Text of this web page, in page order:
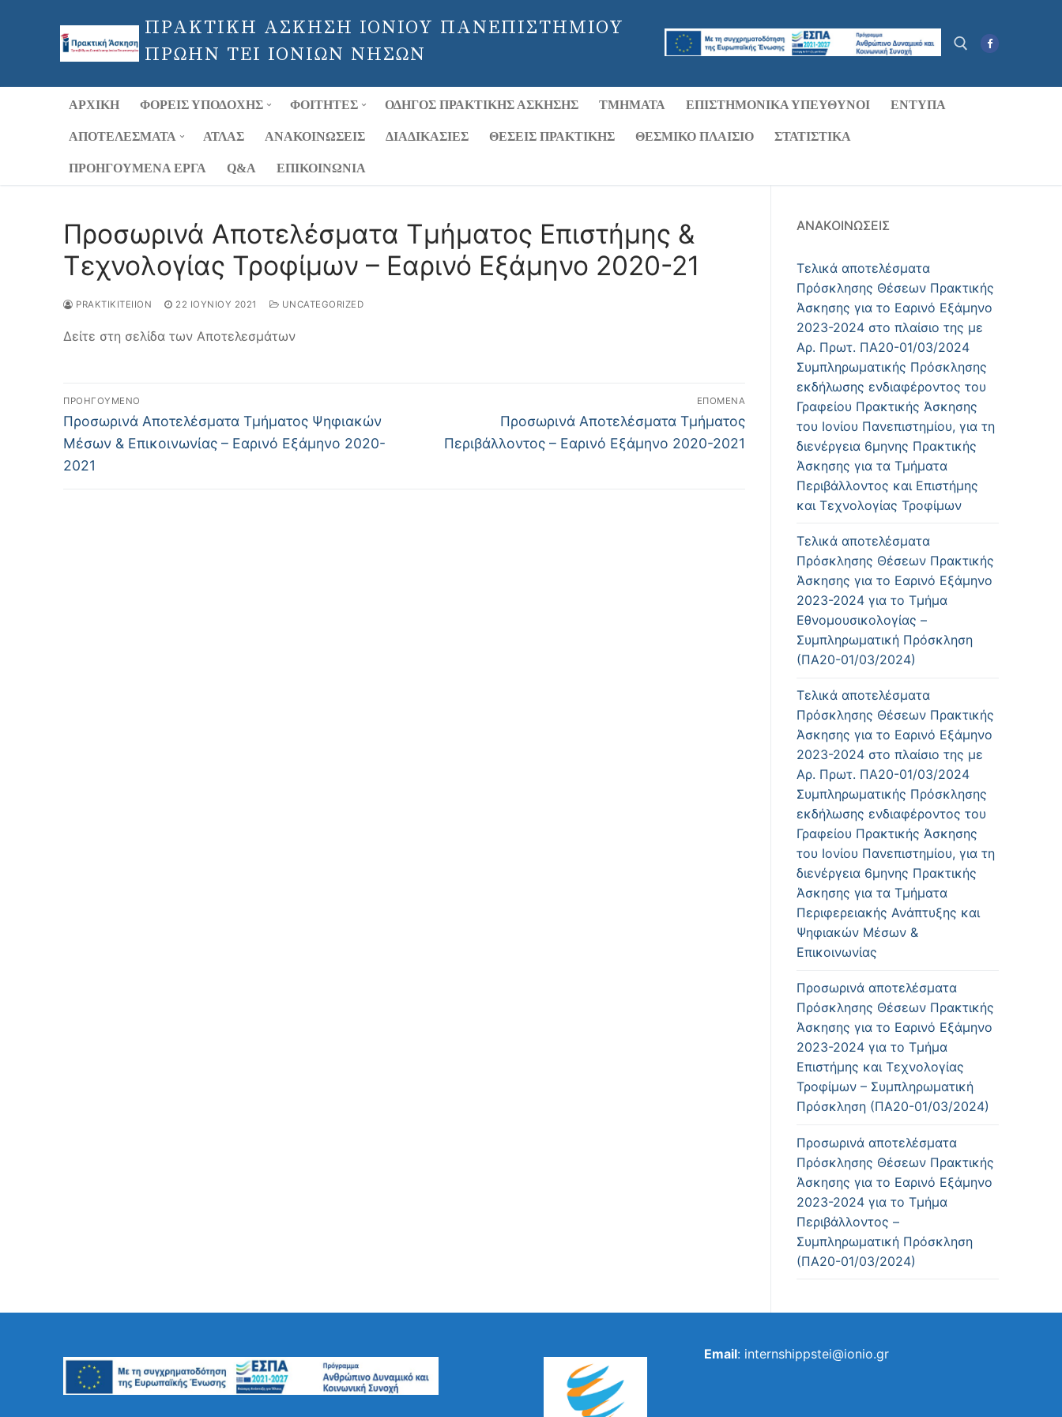
περιεχόμενο
ΠΡΑΚΤΙΚΗ ΑΣΚΗΣΗ ΙΟΝΙΟΥ ΠΑΝΕΠΙΣΤΗΜΙΟΥ
ΠΡΩΗΝ ΤΕΙ ΙΟΝΙΩΝ ΝΗΣΩΝ
Αναζήτηση για:
ΑΡΧΙΚΉ ΦΟΡΕΊΣ ΥΠΟΔΟΧΉΣ ΦΟΙΤΗΤΈΣ ΟΔΗΓΌΣ ΠΡΑΚΤΙΚΉΣ ΆΣΚΗΣΗΣ ΤΜΉΜΑΤΑ ΕΠΙΣΤΗΜΟΝΙΚΆ ΥΠΕΎΘΥΝΟΙ ΈΝΤΥΠΑ
ΑΠΟΤΕΛΈΣΜΑΤΑ ΑΤΛΑΣ ΑΝΑΚΟΙΝΏΣΕΙΣ ΔΙΑΔΙΚΑΣΊΕΣ ΘΈΣΕΙΣ ΠΡΑΚΤΙΚΉΣ ΘΕΣΜΙΚΌ ΠΛΑΊΣΙΟ ΣΤΑΤΙΣΤΙΚΑ
ΠΡΟΗΓΟΎΜΕΝΑ ΈΡΓΑ Q&A ΕΠΙΚΟΙΝΩΝΊΑ
Προσωρινά Αποτελέσματα Τμήματος Επιστήμης &
Τεχνολογίας Τροφίμων – Εαρινό Εξάμηνο 2020-21
PRAKTIKITEIION 22 ΙΟΥΝΊΟΥ 2021 UNCATEGORIZED
Δείτε στη σελίδα των Αποτελεσμάτων
Πλοήγηση
άρθρων
ΠΡΟΗΓΟΎΜΕΝΟ
Προηγούμενο
άρθρο:
Προσωρινά Αποτελέσματα Τμήματος Ψηφιακών
Μέσων & Επικοινωνίας – Εαρινό Εξάμηνο 2020-
2021
ΕΠΌΜΕΝΑ
Επόμενο
άρθρο:
Προσωρινά Αποτελέσματα Τμήματος
Περιβάλλοντος – Εαρινό Εξάμηνο 2020-2021
ΑΝΑΚΟΙΝΏΣΕΙΣ
Τελικά αποτελέσματα
Πρόσκλησης Θέσεων Πρακτικής
Άσκησης για το Εαρινό Εξάμηνο
2023-2024 στο πλαίσιο της με
Αρ. Πρωτ. ΠΑ20-01/03/2024
Συμπληρωματικής Πρόσκλησης
εκδήλωσης ενδιαφέροντος του
Γραφείου Πρακτικής Άσκησης
του Ιονίου Πανεπιστημίου, για τη
διενέργεια 6μηνης Πρακτικής
Άσκησης για τα Τμήματα
Περιβάλλοντος και Επιστήμης
και Τεχνολογίας Τροφίμων
Τελικά αποτελέσματα
Πρόσκλησης Θέσεων Πρακτικής
Άσκησης για το Εαρινό Εξάμηνο
2023-2024 για το Τμήμα
Εθνομουσικολογίας –
Συμπληρωματική Πρόσκληση
(ΠΑ20-01/03/2024)
Τελικά αποτελέσματα
Πρόσκλησης Θέσεων Πρακτικής
Άσκησης για το Εαρινό Εξάμηνο
2023-2024 στο πλαίσιο της με
Αρ. Πρωτ. ΠΑ20-01/03/2024
Συμπληρωματικής Πρόσκλησης
εκδήλωσης ενδιαφέροντος του
Γραφείου Πρακτικής Άσκησης
του Ιονίου Πανεπιστημίου, για τη
διενέργεια 6μηνης Πρακτικής
Άσκησης για τα Τμήματα
Περιφερειακής Ανάπτυξης και
Ψηφιακών Μέσων &
Επικοινωνίας
Προσωρινά αποτελέσματα
Πρόσκλησης Θέσεων Πρακτικής
Άσκησης για το Εαρινό Εξάμηνο
2023-2024 για το Τμήμα
Επιστήμης και Τεχνολογίας
Τροφίμων – Συμπληρωματική
Πρόσκληση (ΠΑ20-01/03/2024)
Προσωρινά αποτελέσματα
Πρόσκλησης Θέσεων Πρακτικής
Άσκησης για το Εαρινό Εξάμηνο
2023-2024 για το Τμήμα
Περιβάλλοντος –
Συμπληρωματική Πρόσκληση
(ΠΑ20-01/03/2024)
Email: internshippstei@ionio.gr